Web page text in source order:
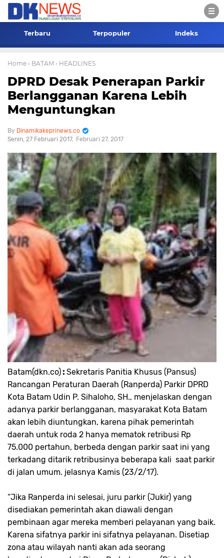
Terbaru Terpopuler Indeks
Home › BATAM › HEADLINES
DPRD Desak Penerapan Parkir
Berlangganan Karena Lebih
Menguntungkan
Dinamikakeprinews.co
Senin, 27 Februari 2017
Februari 27, 2017
Batam(dkn.co): Sekretaris Panitia Khusus (Pansus)
Rancangan Peraturan Daerah (Ranperda) Parkir DPRD
Kota Batam Udin P. Sihaloho, SH., menjelaskan dengan
adanya parkir berlangganan, masyarakat Kota Batam
akan lebih diuntungkan, karena pihak pemerintah
daerah untuk roda 2 hanya mematok retribusi Rp
75.000 pertahun, berbeda dengan parkir saat ini yang
terkadang ditarik retribusinya beberapa kali saat parkir
di jalan umum. jelasnya Kamis (23/2/17).
“Jika Ranperda ini selesai, juru parkir (Jukir) yang
disediakan pemerintah akan diawali dengan
pembinaan agar mereka memberi pelayanan yang baik.
Karena sifatnya parkir ini sifatnya pelayanan. Disetiap
zona atau wilayah nanti akan ada seorang